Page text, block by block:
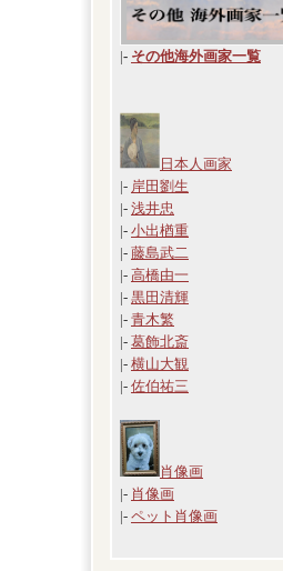
|- その他海外画家一覧
日本人画家
|- 岸田劉生
|- 浅井忠
|- 小出楢重
|- 藤島武二
|- 高橋由一
|- 黒田清輝
|- 青木繁
|- 葛飾北斎
|- 横山大観
|- 佐伯祐三
肖像画
|- 肖像画
|- ペット肖像画